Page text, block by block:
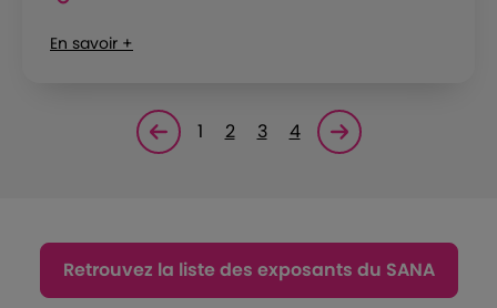
En savoir +
Page précédente
1 2 3 4 Page suivante<
Retrouvez la liste des exposants du SANA